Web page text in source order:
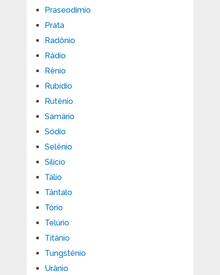
Praseodímio
Prata
Radônio
Rádio
Rênio
Rubídio
Rutênio
Samário
Sódio
Selênio
Silício
Tálio
Tântalo
Tório
Telúrio
Titânio
Tungstênio
Urânio